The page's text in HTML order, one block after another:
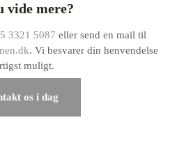
vide mere?
3321 5087 eller send en mail til
. Vi besvarer din henvendelse
muligt.
os i dag